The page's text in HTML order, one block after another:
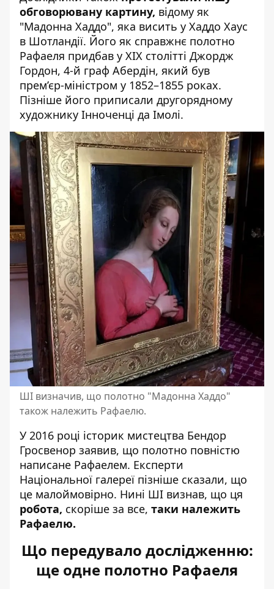
обговорювану картину, відому як
"Мадонна Хаддо", яка висить у Хаддо Хаус
в Шотландії. Його як справжнє полотно
Рафаеля придбав у XIX столітті Джордж
Гордон, 4-й граф Абердін, який був
прем’єр-міністром у 1852–1855 роках.
Пізніше його приписали другорядному
художнику Інноченці да Імолі.
ШІ визначив, що полотно "Мадонна Хаддо"
також належить Рафаелю.
У 2016 році історик мистецтва Бендор
Гросвенор заявив, що полотно повністю
написане Рафаелем. Експерти
Національної галереї пізніше сказали, що
це малоймовірно. Нині ШІ визнав, що ця
робота, скоріше за все, таки належить
Рафаелю.
Що передувало дослідженню:
ще одне полотно Рафаеля